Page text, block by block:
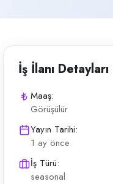
Öğretmeni
İş İlanı Detayları
Maaş:
Görüşülür
Yayın Tarihi:
1 ay önce
İş Türü:
seasonal